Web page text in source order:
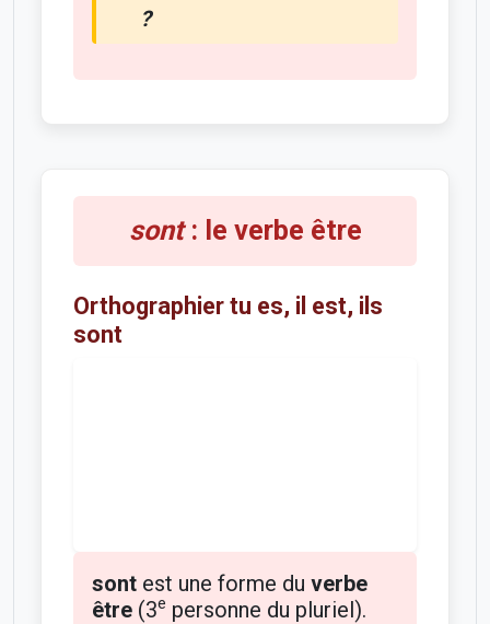
?
sont: le verbe être
Orthographier tu es, il est, ils
sont
sontest une forme du verbe
être(3e personne du pluriel).